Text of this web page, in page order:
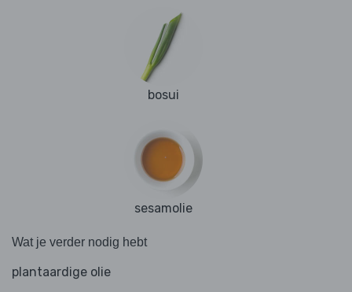
bosui
sesamolie
Wat je verder nodig hebt
plantaardige olie